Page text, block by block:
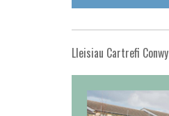
Lleisiau Cartrefi Conwy